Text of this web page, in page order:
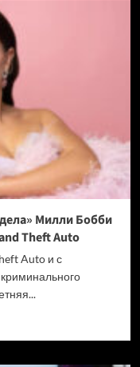
Милли Бобби
Theft Auto
Auto и с